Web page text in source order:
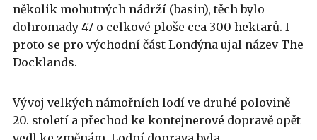
několik mohutných nádrží (basin), těch bylo
dohromady 47 o celkové ploše cca 300 hektarů. I
proto se pro východní část Londýna ujal název The
Docklands.
Vývoj velkých námořních lodí ve druhé polovině
20. století a přechod ke kontejnerové dopravě opět